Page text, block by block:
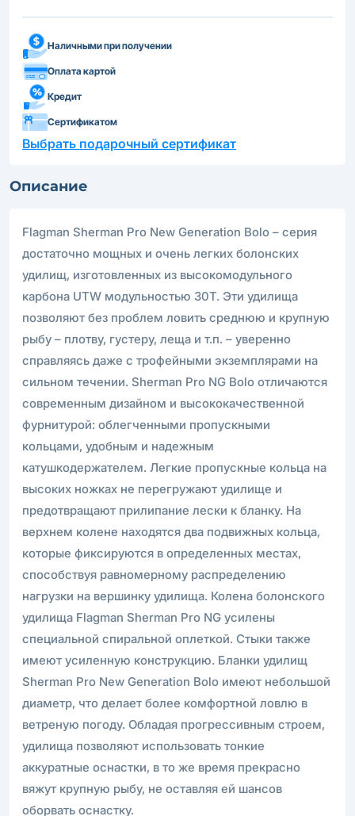
Наличными при получении
Оплата картой
Кредит
Сертификатом
Выбрать подарочный сертификат
Описание
Flagman Sherman Pro New Generation Bolo – серия
достаточно мощных и очень легких болонских
удилищ, изготовленных из высокомодульного
карбона UTW модульностью 30Т. Эти удилища
позволяют без проблем ловить среднюю и крупную
рыбу – плотву, густеру, леща и т.п. – уверенно
справляясь даже с трофейными экземплярами на
сильном течении. Sherman Pro NG Bolo отличаются
современным дизайном и высококачественной
фурнитурой: облегченными пропускными
кольцами, удобным и надежным
катушкодержателем. Легкие пропускные кольца на
высоких ножках не перегружают удилище и
предотвращают прилипание лески к бланку. На
верхнем колене находятся два подвижных кольца,
которые фиксируются в определенных местах,
способствуя равномерному распределению
нагрузки на вершинку удилища. Колена болонского
удилища Flagman Sherman Pro NG усилены
специальной спиральной оплеткой. Стыки также
имеют усиленную конструкцию. Бланки удилищ
Sherman Pro New Generation Bolo имеют небольшой
диаметр, что делает более комфортной ловлю в
ветреную погоду. Обладая прогрессивным строем,
удилища позволяют использовать тонкие
аккуратные оснастки, в то же время прекрасно
вяжут крупную рыбу, не оставляя ей шансов
оборвать оснастку.